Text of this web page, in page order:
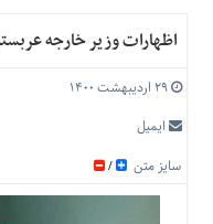
درباره
تعرفه
اصلی
اظهارات وزیر خارجه
۲۹ اردیبهشت ۱۴۰۰
ایمیل
سایز متن
/